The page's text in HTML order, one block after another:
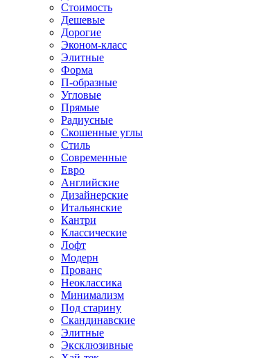
Стоимость
Дешевые
Дорогие
Эконом-класс
Элитные
Форма
П-образные
Угловые
Прямые
Радиусные
Скошенные углы
Стиль
Современные
Евро
Английские
Дизайнерские
Итальянские
Кантри
Классические
Лофт
Модерн
Прованс
Неоклассика
Минимализм
Под старину
Скандинавские
Элитные
Эксклюзивные